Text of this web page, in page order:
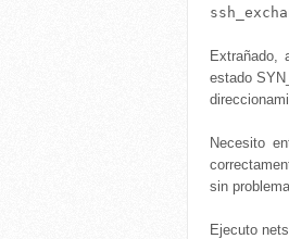
Extrañado,
estado
Necesito
sin
Ejecuto